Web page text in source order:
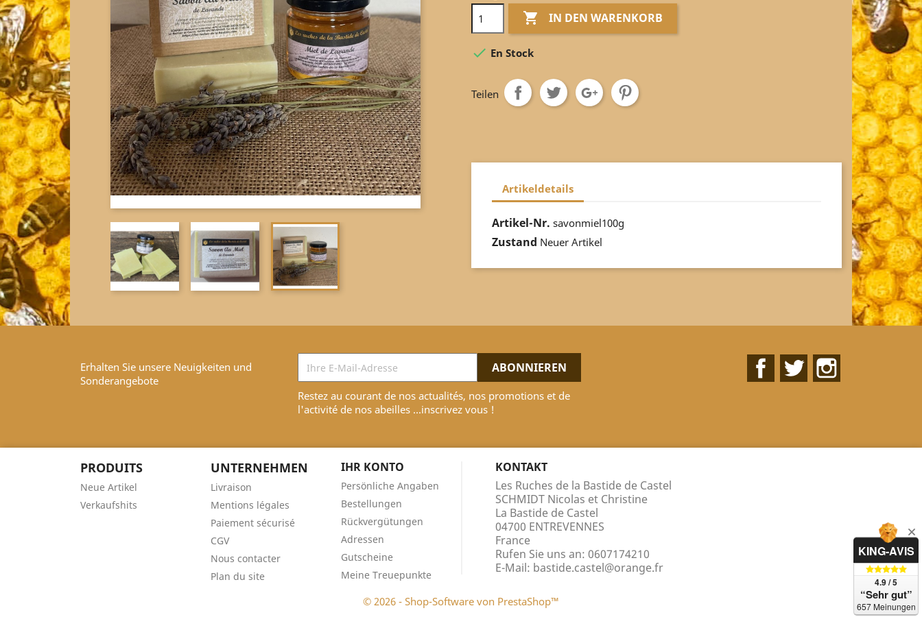
 IN DEN WARENKORB
 En Stock
Teilen
Artikeldetails
Artikel-Nr. savonmiel100g
Zustand Neuer Artikel
Erhalten Sie unsere Neuigkeiten und
Sonderangebote
Restez au courant de nos actualités, nos promotions et de
l'activité de nos abeilles ...inscrivez vous !
FacebookTwitter
PRODUITS
Neue Artikel
Verkaufshits
UNTERNEHMEN
Livraison
Mentions légales
Paiement sécurisé
CGV
Nous contacter
Plan du site
IHR KONTO
Persönliche Angaben
Bestellungen
Rückvergütungen
Adressen
Gutscheine
Meine Treuepunkte
KONTAKT
Les Ruches de la Bastide de Castel
SCHMIDT Nicolas et Christine
La Bastide de Castel
04700 ENTREVENNES
France
Rufen Sie uns an: 0607174210
E-Mail: bastide.castel@orange.fr
© 2026 - Shop-Software von PrestaShop™
KING-AVIS
4.9 / 5
“Sehr gut”
657 Meinungen